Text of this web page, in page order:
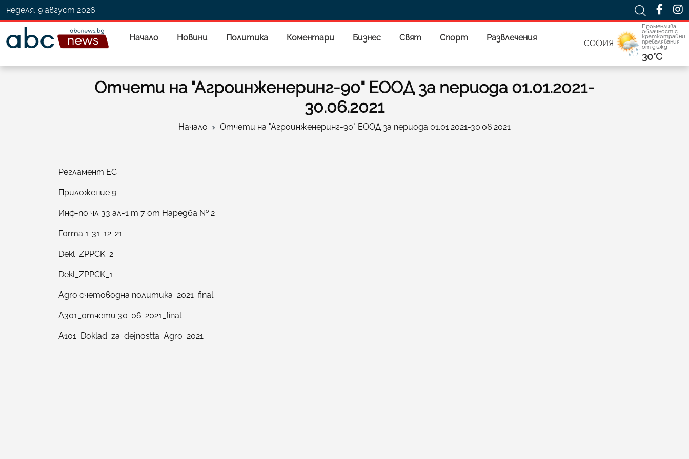
неделя, 9 август 2026
Начало Новини Политика Коментари Бизнес Свят Спорт Развлечения
СОФИЯ
Променлива
облачност с
краткотрайни
превалявания
от дъжд
30°C
Отчети на "Агроинженеринг-90" ЕООД за периода 01.01.2021-
30.06.2021
Начало Отчети на "Агроинженеринг-90" ЕООД за периода 01.01.2021-30.06.2021
Регламент ЕС
Приложение 9
Инф-по чл 33 ал-1 т 7 от Наредба № 2
Forma 1-31-12-21
Dekl_ZPPCK_2
Dekl_ZPPCK_1
Agro счетоводна политика_2021_final
A301_отчети 30-06-2021_final
A101_Doklad_za_dejnostta_Agro_2021